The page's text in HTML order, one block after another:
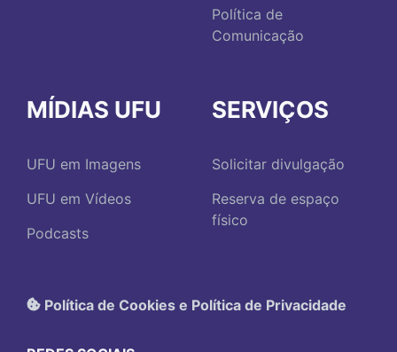
Política de
Comunicação
MÍDIAS UFU
UFU em Imagens
UFU em Vídeos
Podcasts
SERVIÇOS
Solicitar divulgação
Reserva de espaço
físico
Política de Cookies e Política de Privacidade